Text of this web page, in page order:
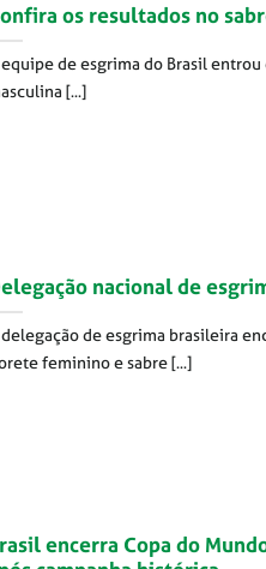
os resultados no
de esgrima do Brasil entrou
[...]
nacional de
de esgrima brasileira
feminino e sabre [...]
encerra Copa do